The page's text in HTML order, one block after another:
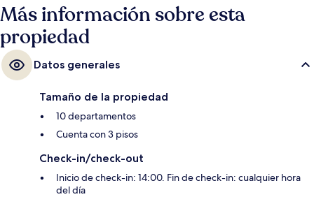
Más información sobre esta
propiedad
Datos generales
Tamaño de la propiedad
10 departamentos
Cuenta con 3 pisos
Check-in/check-out
Inicio de check-in: 14:00. Fin de check-in: cualquier hora
del día